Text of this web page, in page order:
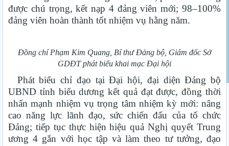
được chú trọng, kết nạp 4 đảng viên mới; 98–100%
đảng viên hoàn thành tốt nhiệm vụ hằng năm.
Đồng chí Phạm Kim Quang, Bí thư Đảng bộ, Giám đốc Sở
GDĐT phát biểu khai mạc Đại hội
Phát biểu chỉ đạo tại Đại hội, đại diện Đảng bộ
UBND tỉnh biểu dương kết quả đạt được, đồng thời
nhấn mạnh nhiệm vụ trọng tâm nhiệm kỳ mới: nâng
cao năng lực lãnh đạo, sức chiến đấu của tổ chức
Đảng; tiếp tục thực hiện hiệu quả Nghị quyết Trung
ương 4 gắn với học tập và làm theo tư tưởng, đạo